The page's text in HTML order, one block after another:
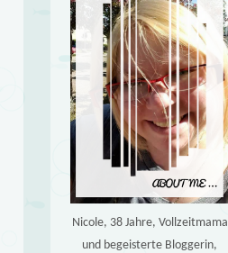
Nicole, 38 Jahre, Vollzeitmama
und begeisterte Bloggerin,